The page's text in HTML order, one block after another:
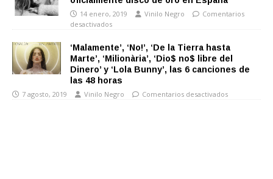
14 enero, 2019 Vinilo Negro
Comentarios
desactivados
‘Malamente’, ‘No!’, ‘De la Tierra hasta
Marte’, ‘Milionària’, ‘Dio$ no$ libre del
Dinero’ y ‘Lola Bunny’, las 6 canciones de
las 48 horas
7 agosto, 2019 Vinilo Negro Comentarios desactivados